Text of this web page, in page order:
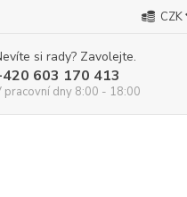
CZK
si rady? Zavolejte.
603 170 413
pracovní dny 8:00 - 18:00